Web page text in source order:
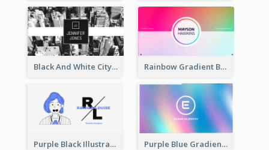
Black And White City Photo Business Card Rainbow Gradient Background Business Card
Purple Black Illustration Portrait Business Card Purple Blue Gradient Background Business Card